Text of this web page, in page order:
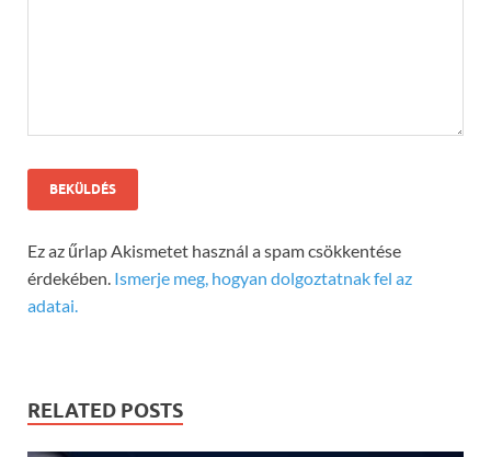
Ez az űrlap Akismetet használ a spam csökkentése
érdekében. Ismerje meg, hogyan dolgoztatnak fel az
adatai.
RELATED POSTS